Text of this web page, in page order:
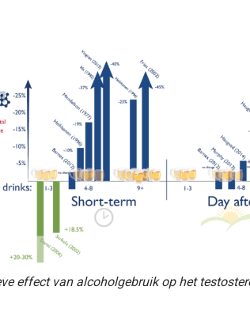
effect van alcoholgebruik op het